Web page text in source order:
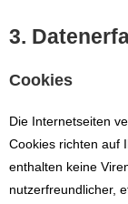
3.
Cookies
Die Internetseiten
Cookies richten auf
enthalten keine
nutzerfreundlicher,